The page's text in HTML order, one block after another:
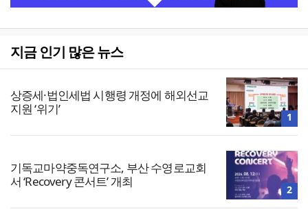
지금 인기 많은 뉴스
상증세·법인세법 시행령 개정에 해외선교
지원 ‘위기’
1
기독교마약중독연구소, 부산 수영로교회
서 ‘Recovery 콘서트’ 개최
2